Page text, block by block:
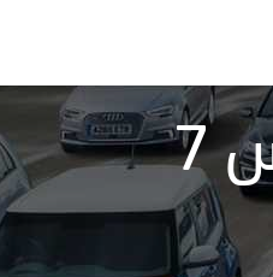
اسعار و مواصفات دي اس 7